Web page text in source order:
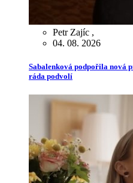
Petr Zajíc ,
04. 08. 2026
Sabalenková podpořila nová
ráda podvolí